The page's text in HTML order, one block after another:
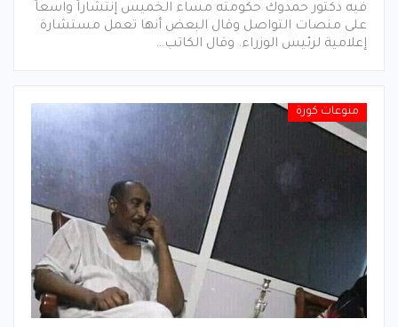
فيه دكتور حمدوك حكومته مساء الخميس إنتشاراً واسعاً
على منصات التواصل وقال البعض أنها تعمل مستشارة
إعلامية لرئيس الوزراء. وقال الكاتب…
منوعات كورة